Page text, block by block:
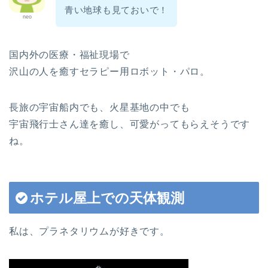
neo
青い地球も見ておいで！
国内外の医療・福祉現場で
沢山の人を癒すセラピー用ロボット・パロ。
長旅の宇宙船内でも、火星基地の中でも
宇宙飛行士さん達を癒し、可愛がってもらえそうです
ね。
ホテル屋上での天体観測
私は、プラネタリウムが好きです。